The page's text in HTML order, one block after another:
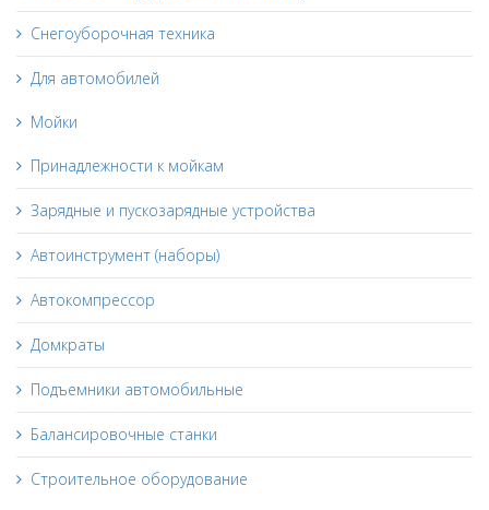
Снегоуборочная техника
Для автомобилей
Мойки
Принадлежности к мойкам
Зарядные и пускозарядные устройства
Автоинструмент (наборы)
Автокомпрессор
Домкраты
Подъемники автомобильные
Балансировочные станки
Строительное оборудование